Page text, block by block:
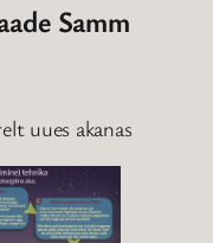
Samm
uues akanas